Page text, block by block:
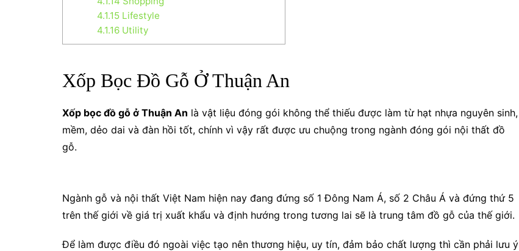
4.1.15Lifestyle
4.1.16Utility
Xốp Bọc Đồ Gỗ Ở Thuận An
Xốp bọc đồ gỗ ở Thuận An là vật liệu đóng gói không thể thiếu được làm từ hạt nhựa nguyên sinh,
mềm, dẻo dai và đàn hồi tốt, chính vì vậy rất được ưu chuộng trong ngành đóng gói nội thất đồ
gỗ.
Ngành gỗ và nội thất Việt Nam hiện nay đang đứng số 1 Đông Nam Á, số 2 Châu Á và đứng thứ 5
trên thế giới về giá trị xuất khẩu và định hướng trong tương lai sẽ là trung tâm đồ gỗ của thế giới.
Để làm được điều đó ngoài việc tạo nên thương hiệu, uy tín, đảm bảo chất lượng thì cần phải lưu ý